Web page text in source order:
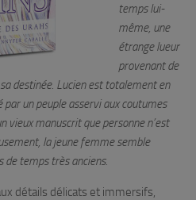
temps lui-
même, une
étrange lueur
provenant de
destinée. Lucien est totalement en
par un peuple asservi aux coutumes
vieux manuscrit que personne n’est
la jeune femme semble
de temps très anciens.
détails délicats et immersifs,